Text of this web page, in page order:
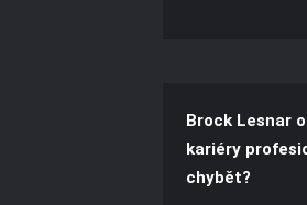
Brock Lesnar
kariéry
chybět?